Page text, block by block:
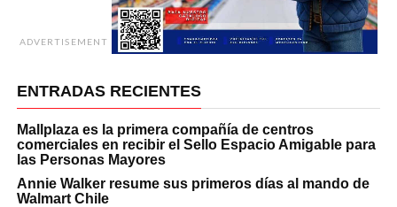
ADVERTISEMENT
ENTRADAS RECIENTES
Mallplaza es la primera compañía de centros
comerciales en recibir el Sello Espacio Amigable para
las Personas Mayores
Annie Walker resume sus primeros días al mando de
Walmart Chile